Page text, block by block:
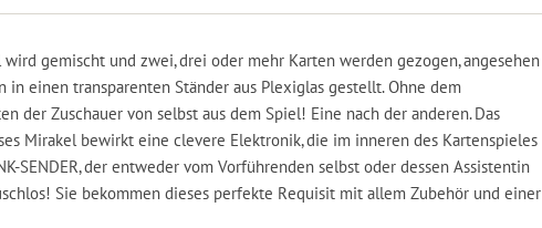
gemischt und zwei, drei oder mehr Karten werden gezogen, angesehen
einen transparenten Ständer aus Plexiglas gestellt. Ohne dem
der Zuschauer von selbst aus dem Spiel! Eine nach der anderen. Das
Mirakel bewirkt eine clevere Elektronik, die im inneren des Kartenspieles
der entweder vom Vorführenden selbst oder dessen Assistentin
Sie bekommen dieses perfekte Requisit mit allem Zubehör und einer